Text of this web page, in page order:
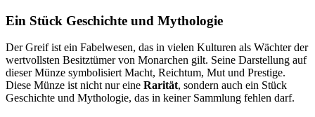
Ein Stück Geschichte und Mythologie
Der Greif ist ein Fabelwesen, das in vielen Kulturen als Wächter der
wertvollsten Besitztümer von Monarchen gilt. Seine Darstellung auf
dieser Münze symbolisiert Macht, Reichtum, Mut und Prestige.
Diese Münze ist nicht nur eine Rarität, sondern auch ein Stück
Geschichte und Mythologie, das in keiner Sammlung fehlen darf.